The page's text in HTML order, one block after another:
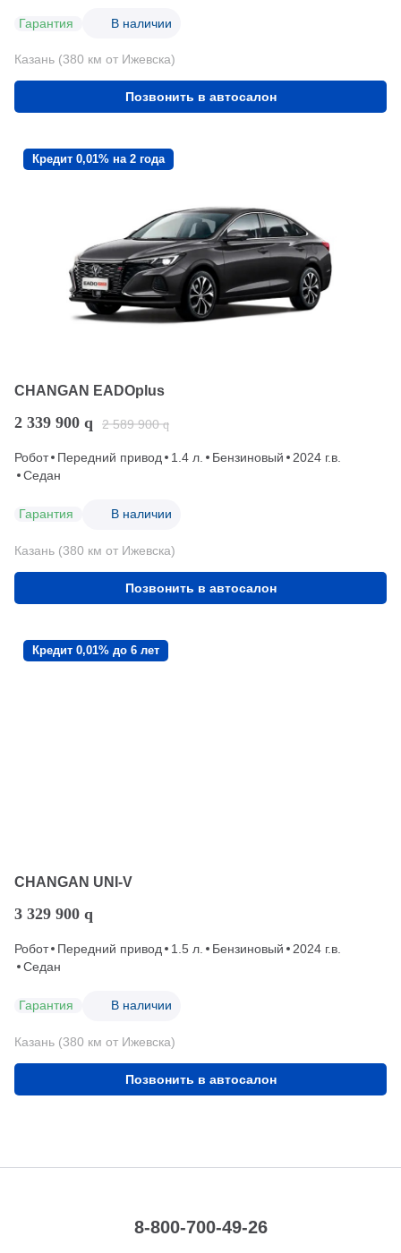
Гарантия В наличии
Казань (380 км от Ижевска)
Позвонить в автосалон
Кредит 0,01% на 2 года
CHANGAN EADOplus
2 339 900 q 2 589 900 q
Робот Передний привод 1.4 л. Бензиновый
2024 г.в.
Седан
Гарантия В наличии
Казань (380 км от Ижевска)
Позвонить в автосалон
Кредит 0,01% до 6 лет
CHANGAN UNI-V
3 329 900 q
Робот Передний привод 1.5 л. Бензиновый
2024 г.в.
Седан
Гарантия В наличии
Казань (380 км от Ижевска)
Позвонить в автосалон
8-800-700-49-26